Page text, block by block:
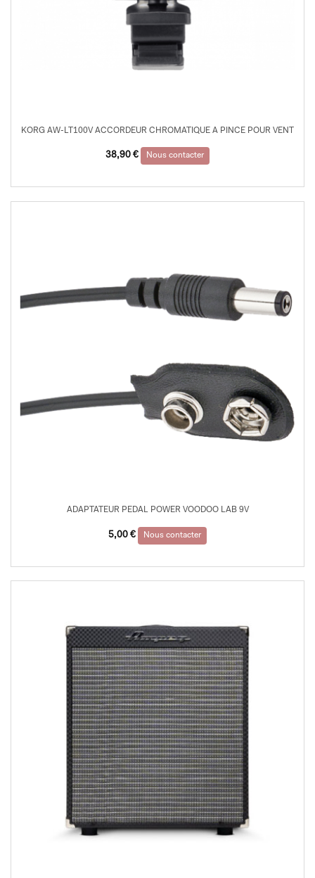
KORG AW-LT100V ACCORDEUR CHROMATIQUE A PINCE POUR VENT
38,90 € Nous contacter
ADAPTATEUR PEDAL POWER VOODOO LAB 9V
5,00 € Nous contacter